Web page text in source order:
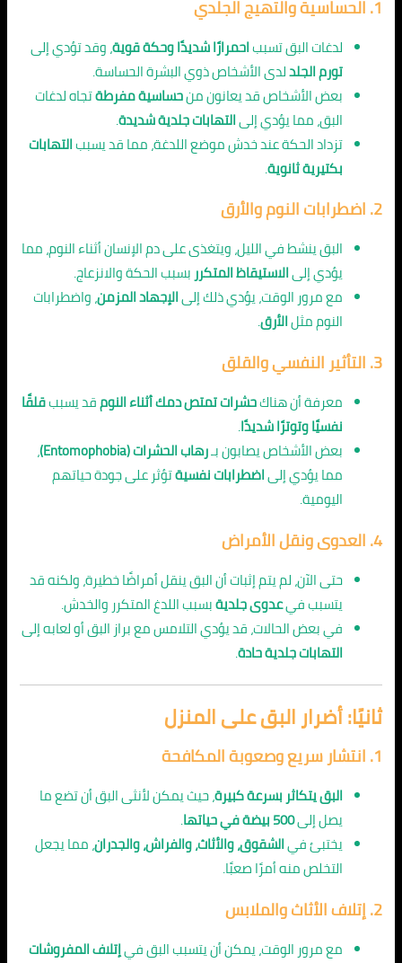
1. الحساسية والتهيج الجلدي
لدغات البق تسبباحمرارًا شديدًا وحكة قوية، وقد تؤدي إلى
تورم الجلدلدى الأشخاص ذوي البشرة الحساسة.
بعض الأشخاص قد يعانون منحساسية مفرطةتجاه لدغات
البق، مما يؤدي إلىالتهابات جلدية شديدة.
تزداد الحكة عند خدش موضع اللدغة، مما قد يسببالتهابات
بكتيرية ثانوية.
2. اضطرابات النوم والأرق
البق ينشط في الليل، ويتغذى على دم الإنسان أثناء النوم، مما
يؤدي إلىالاستيقاظ المتكرربسبب الحكة والانزعاج.
مع مرور الوقت، يؤدي ذلك إلىالإجهاد المزمن، واضطرابات
النوم مثلالأرق.
3. التأثير النفسي والقلق
معرفة أن هناكحشرات تمتص دمك أثناء النومقد يسببقلقًا
نفسيًا وتوترًا شديدًا.
بعض الأشخاص يصابون بـرهاب الحشرات (Entomophobia)
،
مما يؤدي إلىاضطرابات نفسيةتؤثر على جودة حياتهم
اليومية.
4. العدوى ونقل الأمراض
حتى الآن، لم يتم إثبات أن البق ينقل أمراضًا خطيرة، ولكنه قد
يتسبب فيعدوى جلديةبسبب اللدغ المتكرر والخدش.
في بعض الحالات، قد يؤدي التلامس مع براز البق أو لعابه إلى
التهابات جلدية حادة.
ثانيًا: أضرار البق على المنزل
1. انتشار سريع وصعوبة المكافحة
البق يتكاثر بسرعة كبيرة، حيث يمكن لأنثى البق أن تضع ما
يصل إلى500 بيضة في حياتها
.
يختبئ فيالشقوق، والأثاث، والفراش، والجدران، مما يجعل
التخلص منه أمرًا صعبًا.
2. إتلاف الأثاث والملابس
مع مرور الوقت، يمكن أن يتسبب البق فيإتلاف المفروشات